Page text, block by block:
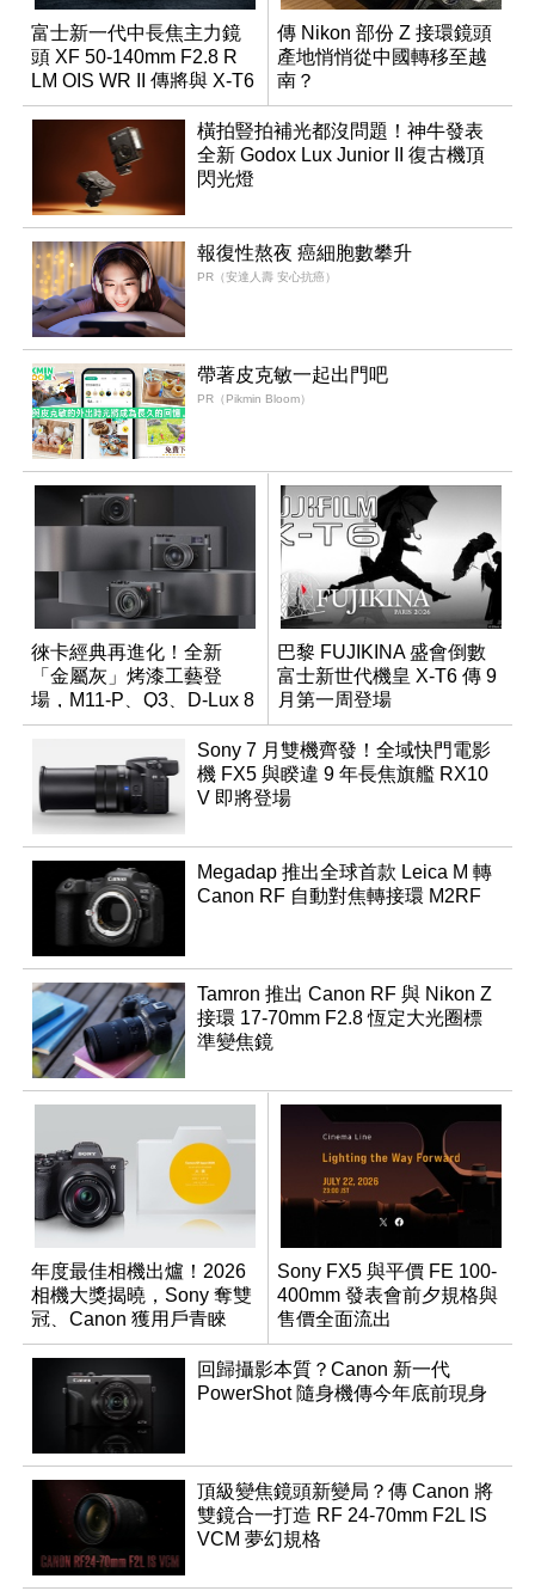
富士新一代中長焦主力鏡
頭 XF 50-140mm F2.8 R
LM OIS WR II 傳將與 X-T6
同步亮相
傳 Nikon 部份 Z 接環鏡頭
產地悄悄從中國轉移至越
南？
橫拍豎拍補光都沒問題！神牛發表
全新 Godox Lux Junior II 復古機頂
閃光燈
報復性熬夜 癌細胞數攀升
PR（安達人壽 安心抗癌）
帶著皮克敏一起出門吧
PR（Pikmin Bloom）
徠卡經典再進化！全新
「金屬灰」烤漆工藝登
場，M11-P、Q3、D-Lux 8
領銜換裝
巴黎 FUJIKINA 盛會倒數
富士新世代機皇 X-T6 傳 9
月第一周登場
Sony 7 月雙機齊發！全域快門電影
機 FX5 與睽違 9 年長焦旗艦 RX10
V 即將登場
Megadap 推出全球首款 Leica M 轉
Canon RF 自動對焦轉接環 M2RF
Tamron 推出 Canon RF 與 Nikon Z
接環 17-70mm F2.8 恆定大光圈標
準變焦鏡
年度最佳相機出爐！2026
相機大獎揭曉，Sony 奪雙
冠、Canon 獲用戶青睞
Sony FX5 與平價 FE 100-
400mm 發表會前夕規格與
售價全面流出
回歸攝影本質？Canon 新一代
PowerShot 隨身機傳今年底前現身
頂級變焦鏡頭新變局？傳 Canon 將
雙鏡合一打造 RF 24-70mm F2L IS
VCM 夢幻規格